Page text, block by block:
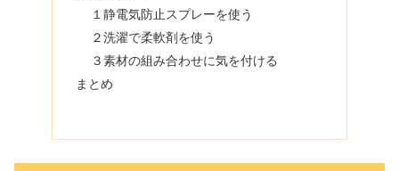
１静電気防止スプレーを使う
２洗濯で柔軟剤を使う
３素材の組み合わせに気を付ける
まとめ